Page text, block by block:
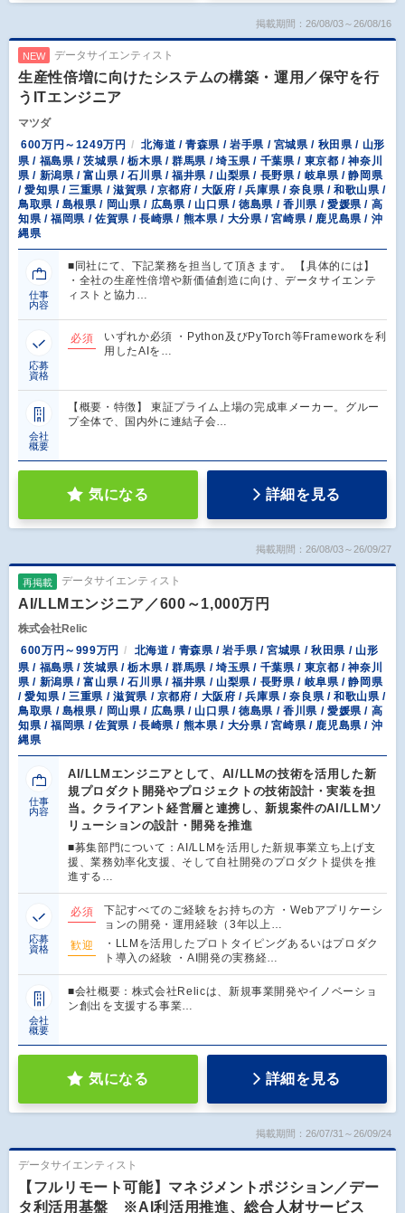
掲載期間：26/08/03～26/08/16
NEW データサイエンティスト
生産性倍増に向けたシステムの構築・運用／保守を行
うITエンジニア
マツダ
600万円～1249万円
北海道 / 青森県 / 岩手県 / 宮城県 / 秋田県 / 山形
県 / 福島県 / 茨城県 / 栃木県 / 群馬県 / 埼玉県 / 千葉県 / 東京都 / 神奈川
県 / 新潟県 / 富山県 / 石川県 / 福井県 / 山梨県 / 長野県 / 岐阜県 / 静岡県
/ 愛知県 / 三重県 / 滋賀県 / 京都府 / 大阪府 / 兵庫県 / 奈良県 / 和歌山県 /
鳥取県 / 島根県 / 岡山県 / 広島県 / 山口県 / 徳島県 / 香川県 / 愛媛県 / 高
知県 / 福岡県 / 佐賀県 / 長崎県 / 熊本県 / 大分県 / 宮崎県 / 鹿児島県 / 沖
縄県
仕事
内容
■同社にて、下記業務を担当して頂きます。 【具体的には】
・全社の生産性倍増や新価値創造に向け、データサイエンテ
ィストと協力…
応募
資格
必須
いずれか必須 ・Python及びPyTorch等Frameworkを利
用したAIを…
会社
概要
【概要・特徴】 東証プライム上場の完成車メーカー。グルー
プ全体で、国内外に連結子会…
気になる 詳細を見る
掲載期間：26/08/03～26/09/27
再掲載 データサイエンティスト
AI/LLMエンジニア／600～1,000万円
株式会社Relic
600万円～999万円
北海道 / 青森県 / 岩手県 / 宮城県 / 秋田県 / 山形
県 / 福島県 / 茨城県 / 栃木県 / 群馬県 / 埼玉県 / 千葉県 / 東京都 / 神奈川
県 / 新潟県 / 富山県 / 石川県 / 福井県 / 山梨県 / 長野県 / 岐阜県 / 静岡県
/ 愛知県 / 三重県 / 滋賀県 / 京都府 / 大阪府 / 兵庫県 / 奈良県 / 和歌山県 /
鳥取県 / 島根県 / 岡山県 / 広島県 / 山口県 / 徳島県 / 香川県 / 愛媛県 / 高
知県 / 福岡県 / 佐賀県 / 長崎県 / 熊本県 / 大分県 / 宮崎県 / 鹿児島県 / 沖
縄県
仕事
内容
AI/LLMエンジニアとして、AI/LLMの技術を活用した新
規プロダクト開発やプロジェクトの技術設計・実装を担
当。クライアント経営層と連携し、新規案件のAI/LLMソ
リューションの設計・開発を推進
■募集部門について：AI/LLMを活用した新規事業立ち上げ支
援、業務効率化支援、そして自社開発のプロダクト提供を推
進する…
応募
資格
必須
下記すべてのご経験をお持ちの方 ・Webアプリケーシ
ョンの開発・運用経験（3年以上…
歓迎
・LLMを活用したプロトタイピングあるいはプロダク
ト導入の経験 ・AI開発の実務経…
会社
概要
■会社概要：株式会社Relicは、新規事業開発やイノベーショ
ン創出を支援する事業…
気になる 詳細を見る
掲載期間：26/07/31～26/09/24
データサイエンティスト
【フルリモート可能】マネジメントポジション／デー
タ利活用基盤 ※AI利活用推進、総合人材サービス